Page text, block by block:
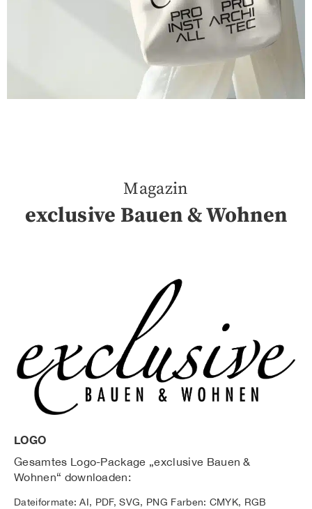
Magazin
exclusive Bauen & Wohnen
LOGO
Gesamtes Logo-Package „exclusive Bauen &
Wohnen“ downloaden:
Dateiformate: AI, PDF, SVG, PNG Farben: CMYK, RGB